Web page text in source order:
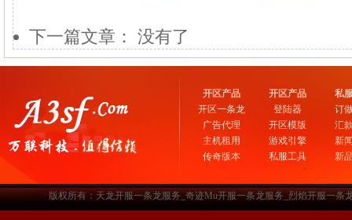
下一篇文章： 没有了
开区产品
开区一条龙
广告代理
主机租用
传奇版本
开区产品
登陆器
开区模版
游戏引擎
私服工具
私
订
汇
新
新
版权所有：天龙开服一条龙服务_奇迹Mu开服一条龙服务_烈焰开服一条